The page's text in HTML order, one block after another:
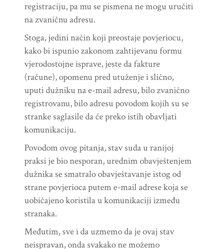
registraciju, pa mu se pismena ne mogu uručiti
na zvaničnu adresu.
Stoga, jedini način koji preostaje povjeriocu,
kako bi ispunio zakonom zahtijevanu formu
vjerodostojne isprave, jeste da fakture
(račune), opomenu pred utuženje i slično,
uputi dužniku na e-mail adresu, bilo zvanično
registrovanu, bilo adresu povodom kojih su se
stranke saglasile da će preko istih obavljati
komunikaciju.
Povodom ovog pitanja, stav suda u ranijoj
praksi je bio nesporan, urednim obavještenjem
dužnika se smatralo obavještavanje istog od
strane povjerioca putem e-mail adrese koja se
uobičajeno koristila u komunikaciji između
stranaka.
Međutim, sve i da uzmemo da je ovaj stav
neispravan, onda svakako ne možemo